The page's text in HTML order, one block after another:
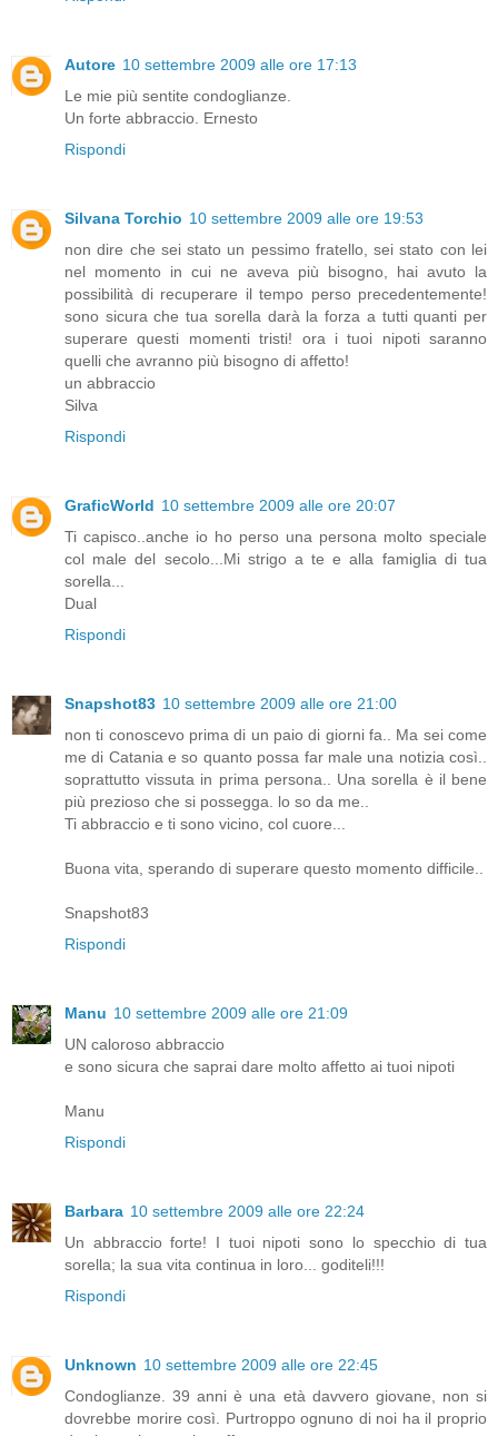
Autore 10 settembre 2009 alle ore 17:13
Le mie più sentite condoglianze.
Un forte abbraccio. Ernesto
Rispondi
Silvana Torchio 10 settembre 2009 alle ore 19:53
non dire che sei stato un pessimo fratello, sei stato con lei
nel momento in cui ne aveva più bisogno, hai avuto la
possibilità di recuperare il tempo perso precedentemente!
sono sicura che tua sorella darà la forza a tutti quanti per
superare questi momenti tristi! ora i tuoi nipoti saranno
quelli che avranno più bisogno di affetto!
un abbraccio
Silva
Rispondi
GraficWorld 10 settembre 2009 alle ore 20:07
Ti capisco..anche io ho perso una persona molto speciale
col male del secolo...Mi strigo a te e alla famiglia di tua
sorella...
Dual
Rispondi
Snapshot83 10 settembre 2009 alle ore 21:00
non ti conoscevo prima di un paio di giorni fa.. Ma sei come
me di Catania e so quanto possa far male una notizia così..
soprattutto vissuta in prima persona.. Una sorella è il bene
più prezioso che si possegga. lo so da me..
Ti abbraccio e ti sono vicino, col cuore...
Buona vita, sperando di superare questo momento difficile..
Snapshot83
Rispondi
Manu 10 settembre 2009 alle ore 21:09
UN caloroso abbraccio
e sono sicura che saprai dare molto affetto ai tuoi nipoti
Manu
Rispondi
Barbara 10 settembre 2009 alle ore 22:24
Un abbraccio forte! I tuoi nipoti sono lo specchio di tua
sorella; la sua vita continua in loro... goditeli!!!
Rispondi
Unknown 10 settembre 2009 alle ore 22:45
Condoglianze. 39 anni è una età davvero giovane, non si
dovrebbe morire così. Purtroppo ognuno di noi ha il proprio